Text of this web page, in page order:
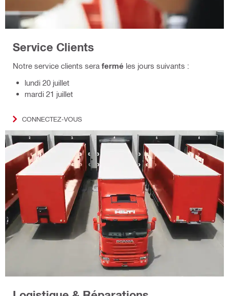
Service Clients
Notre service clients sera fermé les jours suivants :
lundi 20 juillet
mardi 21 juillet
CONNECTEZ-VOUS